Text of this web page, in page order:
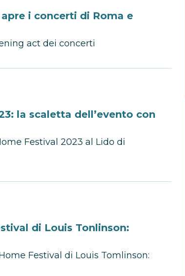
i concerti di Roma e
act dei concerti
la scaletta dell’evento con
Festival 2023 al Lido di
di Louis Tonlinson:
Festival di Louis Tomlinson: